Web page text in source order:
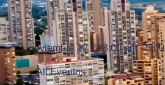
noviembre 12 @ 8:00 am-
« All Eventos